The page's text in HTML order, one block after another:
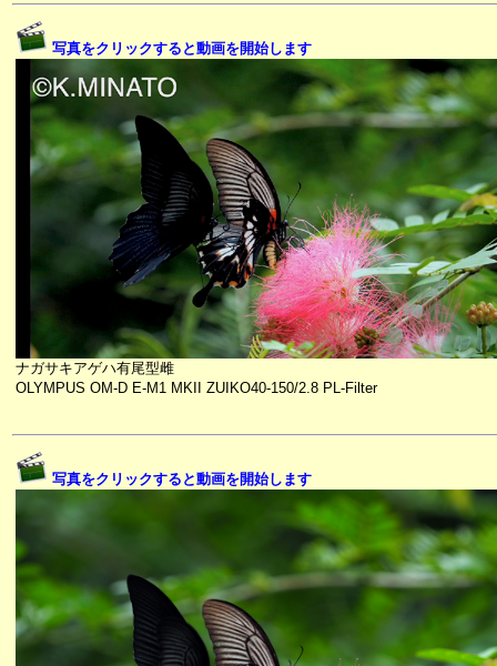
写真をクリックすると動画を開始します
ナガサキアゲハ有尾型雌
OLYMPUS OM-D E-M1 MKII ZUIKO40-150/2.8 PL-Filter
写真をクリックすると動画を開始します